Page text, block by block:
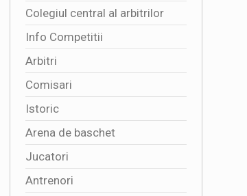
Colegiul central al arbitrilor
Info Competitii
Arbitri
Comisari
Istoric
Arena de baschet
Jucatori
Antrenori